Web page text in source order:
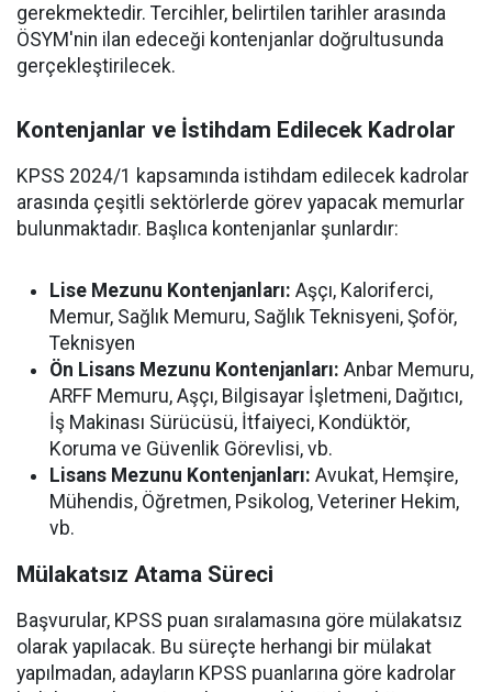
gerekmektedir. Tercihler, belirtilen tarihler arasında
ÖSYM'nin ilan edeceği kontenjanlar doğrultusunda
gerçekleştirilecek.
Kontenjanlar ve İstihdam Edilecek Kadrolar
KPSS 2024/1 kapsamında istihdam edilecek kadrolar
arasında çeşitli sektörlerde görev yapacak memurlar
bulunmaktadır. Başlıca kontenjanlar şunlardır:
Lise Mezunu Kontenjanları: Aşçı, Kaloriferci,
Memur, Sağlık Memuru, Sağlık Teknisyeni, Şoför,
Teknisyen
Ön Lisans Mezunu Kontenjanları: Anbar Memuru,
ARFF Memuru, Aşçı, Bilgisayar İşletmeni, Dağıtıcı,
İş Makinası Sürücüsü, İtfaiyeci, Kondüktör,
Koruma ve Güvenlik Görevlisi, vb.
Lisans Mezunu Kontenjanları: Avukat, Hemşire,
Mühendis, Öğretmen, Psikolog, Veteriner Hekim,
vb.
Mülakatsız Atama Süreci
Başvurular, KPSS puan sıralamasına göre mülakatsız
olarak yapılacak. Bu süreçte herhangi bir mülakat
yapılmadan, adayların KPSS puanlarına göre kadrolar